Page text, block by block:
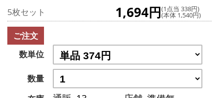
5枚セット 1,694円(1点当 338円)
(本体 1,540円)
ご注文
数単位
数量